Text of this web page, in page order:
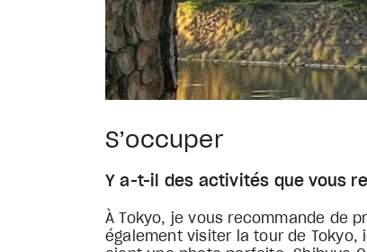
S’occuper
Y a-t-il des activités que vous
À Tokyo, je vous recommande de
également visiter la tour de Tokyo,